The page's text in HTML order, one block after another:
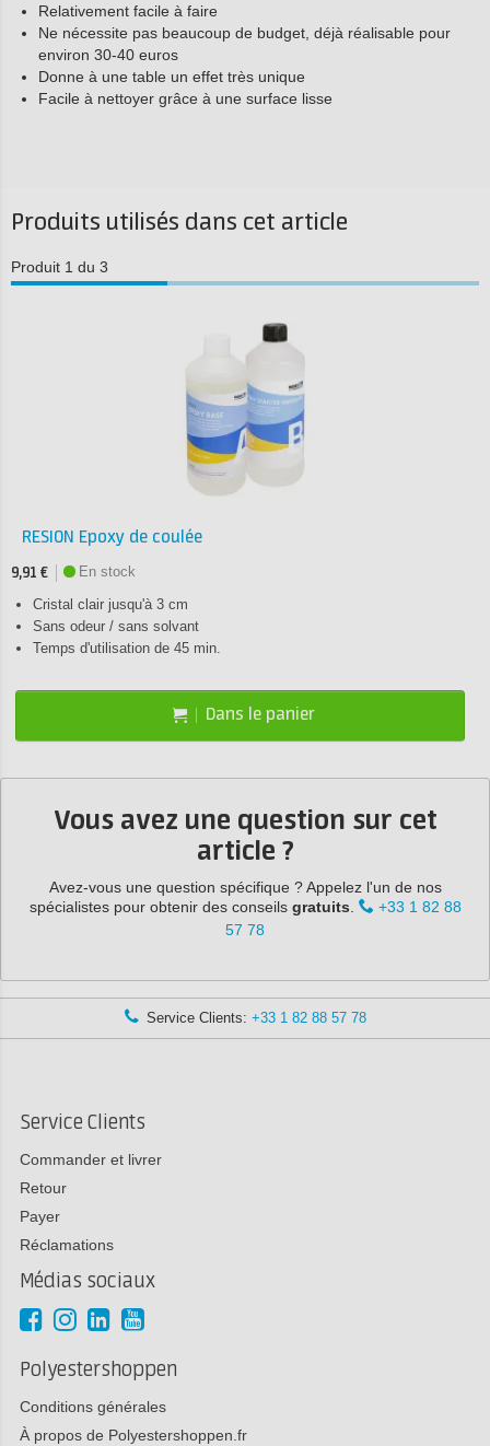
Relativement facile à faire
Ne nécessite pas beaucoup de budget, déjà réalisable pour
environ 30-40 euros
Donne à une table un effet très unique
Facile à nettoyer grâce à une surface lisse
Produits utilisés dans cet article
Produit 1 du 3
RESION Epoxy de coulée
9,91 €
En stock
Cristal clair jusqu'à 3 cm
Sans odeur / sans solvant
Temps d'utilisation de 45 min.
Dans le panier
Vous avez une question sur cet
article ?
Avez-vous une question spécifique ? Appelez l'un de nos
spécialistes pour obtenir des conseils gratuits
+33 1 82 88
57 78
Service Clients: +33 1 82 88 57 78
Service Clients
Commander et livrer
Retour
Payer
Réclamations
Médias sociaux
Polyestershoppen
Conditions générales
À propos de Polyestershoppen.fr